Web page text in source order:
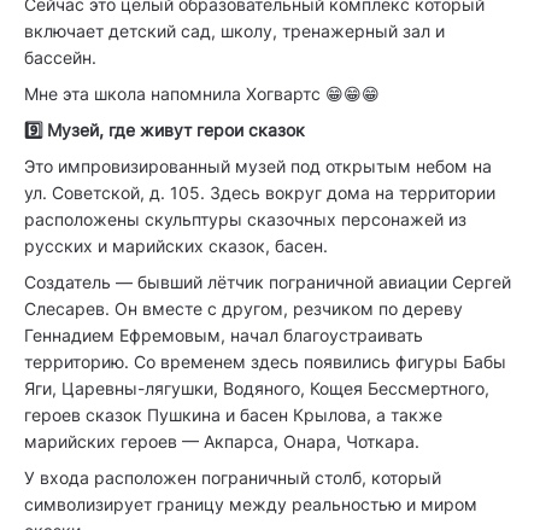
Сейчас это целый образовательный комплекс который
включает детский сад, школу, тренажерный зал и
бассейн.
Мне эта школа напомнила Хогвартс 😁😁😁
9️⃣ Музей, где живут герои сказок
Это импровизированный музей под открытым небом на
ул. Советской, д. 105. Здесь вокруг дома на территории
расположены скульптуры сказочных персонажей из
русских и марийских сказок, басен.
Создатель — бывший лётчик пограничной авиации Сергей
Слесарев. Он вместе с другом, резчиком по дереву
Геннадием Ефремовым, начал благоустраивать
территорию. Со временем здесь появились фигуры Бабы
Яги, Царевны-лягушки, Водяного, Кощея Бессмертного,
героев сказок Пушкина и басен Крылова, а также
марийских героев — Акпарса, Онара, Чоткара.
У входа расположен пограничный столб, который
символизирует границу между реальностью и миром